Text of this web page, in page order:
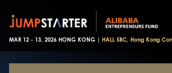
MAR 12 - 13, 2026 HONG KONG | HALL 5BC, Hong Kong